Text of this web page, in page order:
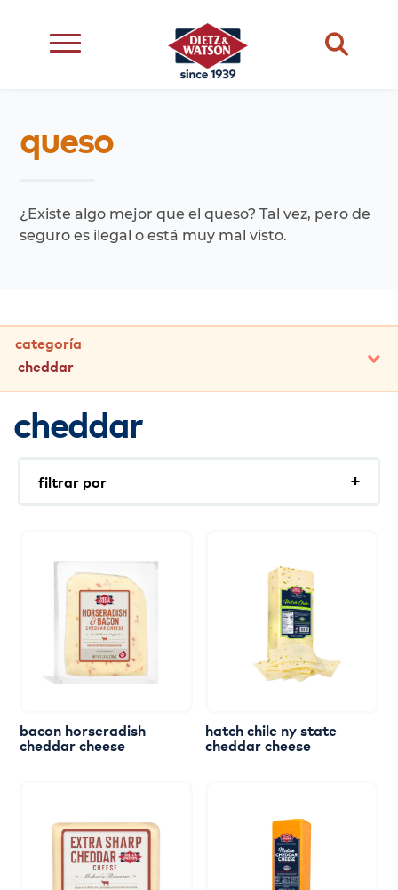
cheese
complements
restriction
life
events
ingredient
queso
¿Existe algo mejor que el queso? Tal vez, pero de
seguro es ilegal o está muy mal visto.
categoría
cheddar
todos
cheddar
americano
suizo
provolone
muenster
jack
panino
otros
cheddar
filtrar por
En rebanadas
Para rebanar
En porciones
Keto
bacon horseradish
cheddarcheese
hatchchile nystate
cheddarcheese